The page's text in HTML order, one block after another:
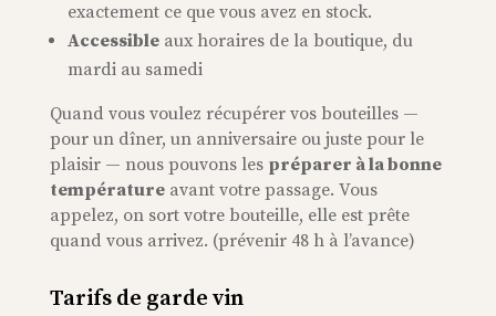
exactement ce que vous avez en stock.
Accessibleaux horaires de la boutique, du
mardi au samedi
Quand vous voulez récupérer vos bouteilles —
pour un dîner, un anniversaire ou juste pour le
plaisir — nous pouvons les préparer à la bonne
températureavant votre passage. Vous
appelez, on sort votre bouteille, elle est prête
quand vous arrivez. (prévenir 48 h à l’avance)
Tarifs de garde vin